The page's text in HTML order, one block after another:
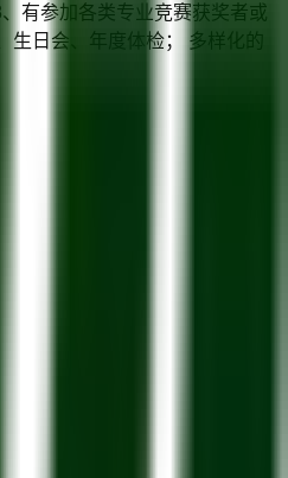
有参加各类专业竞赛获奖者或
生日会、年度体检； 多样化的